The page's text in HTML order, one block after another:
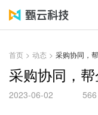
产品
案例
资源中心
首页 > 动态 > 采购协同，
采购协同，
2023-06-02 566